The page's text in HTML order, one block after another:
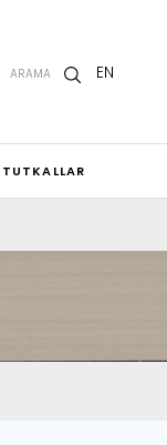
ARAMA EN
TUTKALLAR